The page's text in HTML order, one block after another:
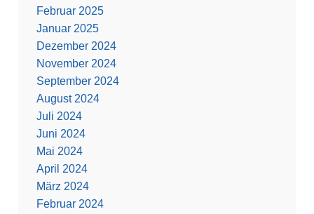
Februar 2025
Januar 2025
Dezember 2024
November 2024
September 2024
August 2024
Juli 2024
Juni 2024
Mai 2024
April 2024
März 2024
Februar 2024